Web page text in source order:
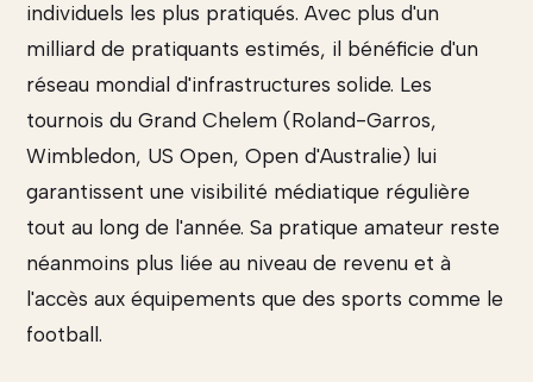
individuels les plus pratiqués. Avec plus d'un
milliard de pratiquants estimés, il bénéficie d'un
réseau mondial d'infrastructures solide. Les
tournois du Grand Chelem (Roland-Garros,
Wimbledon, US Open, Open d'Australie) lui
garantissent une visibilité médiatique régulière
tout au long de l'année. Sa pratique amateur reste
néanmoins plus liée au niveau de revenu et à
l'accès aux équipements que des sports comme le
football.